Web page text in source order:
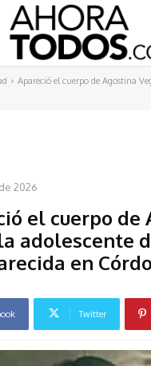
Apareció el cuerpo de Agostina
2026
el cuerpo de
adolescente
en
Twitter